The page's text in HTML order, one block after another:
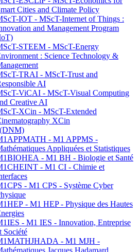
Cities and Climate Policy
IOT - MScT-Internet of Things :
and Management Program
STEEM - MScT-Energy
: Science Technology &
TRAI - MScT-Trust and
AI
ViCAI - MScT-Visual Computing
Creative AI
XCin - MScT-Extended
XCin
- M1 APPMS -
Appliquées et Statistiques
- M1 BH - Biologie et Santé
- M1 CI - Chimie et
- M1 CPS - Système Cyber
- M1 HEP - Physique des Hautes
- M1 IES - Innovation, Entreprise
Société
- M1 MJH -
Jacques Hadamard